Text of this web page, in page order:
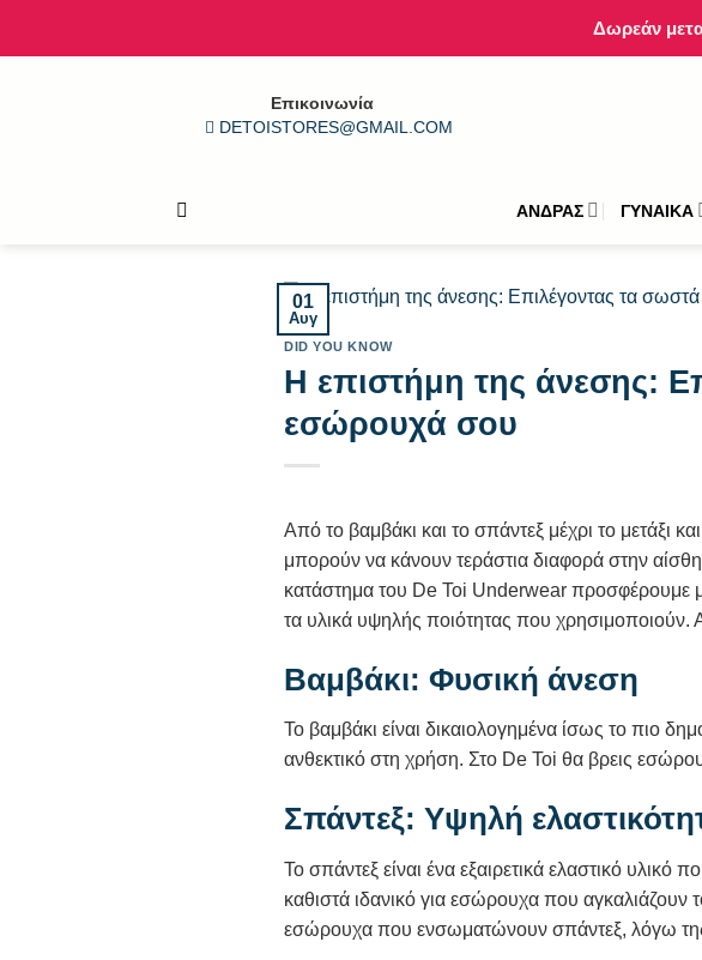
Δωρεάν
Επικοινωνία
DETOISTORES@GMAIL.COM
ΑΝΔΡΑΣ ΓΥΝΑΙΚΑ
01
Αυγ
DID YOU KNOW
Η επιστήμη της άνεσης:
εσώρουχά σου
Από το βαμβάκι και το σπάντεξ μέχρι το μετάξι
μπορούν να κάνουν τεράστια διαφορά στην
κατάστημα του De Toi Underwear προσφέρουμε
τα υλικά υψηλής ποιότητας που χρησιμοποιούν.
Βαμβάκι: Φυσική άνεση
Το βαμβάκι είναι δικαιολογημένα ίσως το πιο
ανθεκτικό στη χρήση. Στο De Toi θα βρεις
Σπάντεξ: Υψηλή
Το σπάντεξ είναι ένα εξαιρετικά ελαστικό
καθιστά ιδανικό για εσώρουχα που
εσώρουχα που ενσωματώνουν σπάντεξ, λόγω της